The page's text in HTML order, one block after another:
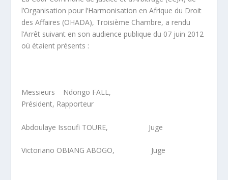
l’Organisation pour l’Harmonisation en Afrique du Droit
des Affaires (OHADA), Troisième Chambre, a rendu
l’Arrêt suivant en son audience publique du 07 juin 2012
où étaient présents :
Messieurs Ndongo FALL,
Président, Rapporteur
Abdoulaye Issoufi TOURE, Juge
Victoriano OBIANG ABOGO, Juge